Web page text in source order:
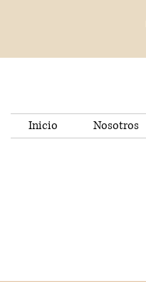
Inicio Nosotros